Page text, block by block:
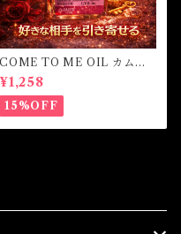
COME TO ME OIL カムト
ゥーミーオイル
¥1,258
15%OFF